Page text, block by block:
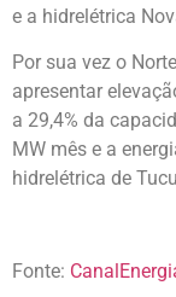
e a hidrelétrica
Por sua vez o
apresentar
a 29,4% da
MW mês e a
hidrelétrica de
Fonte: